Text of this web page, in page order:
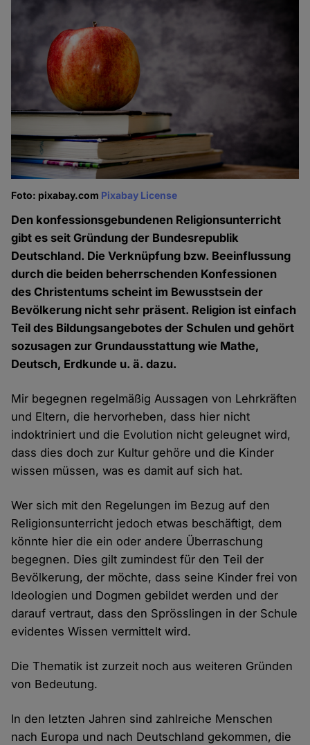
Foto: pixabay.com Pixabay License
Den konfessionsgebundenen Religionsunterricht
gibt es seit Gründung der Bundesrepublik
Deutschland. Die Verknüpfung bzw. Beeinflussung
durch die beiden beherrschenden Konfessionen
des Christentums scheint im Bewusstsein der
Bevölkerung nicht sehr präsent. Religion ist einfach
Teil des Bildungsangebotes der Schulen und gehört
sozusagen zur Grundausstattung wie Mathe,
Deutsch, Erdkunde u. ä. dazu.
Mir begegnen regelmäßig Aussagen von Lehrkräften
und Eltern, die hervorheben, dass hier nicht
indoktriniert und die Evolution nicht geleugnet wird,
dass dies doch zur Kultur gehöre und die Kinder
wissen müssen, was es damit auf sich hat.
Wer sich mit den Regelungen im Bezug auf den
Religionsunterricht jedoch etwas beschäftigt, dem
könnte hier die ein oder andere Überraschung
begegnen. Dies gilt zumindest für den Teil der
Bevölkerung, der möchte, dass seine Kinder frei von
Ideologien und Dogmen gebildet werden und der
darauf vertraut, dass den Sprösslingen in der Schule
evidentes Wissen vermittelt wird.
Die Thematik ist zurzeit noch aus weiteren Gründen
von Bedeutung.
In den letzten Jahren sind zahlreiche Menschen
nach Europa und nach Deutschland gekommen, die